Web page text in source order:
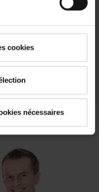
cookies
nécessaires